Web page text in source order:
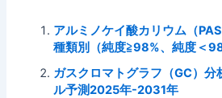
アルミノケイ酸カリウム（
種類別（純度≧98%、純度＜
ガスクロマトグラフ（GC）
ル予測2025年-2031年